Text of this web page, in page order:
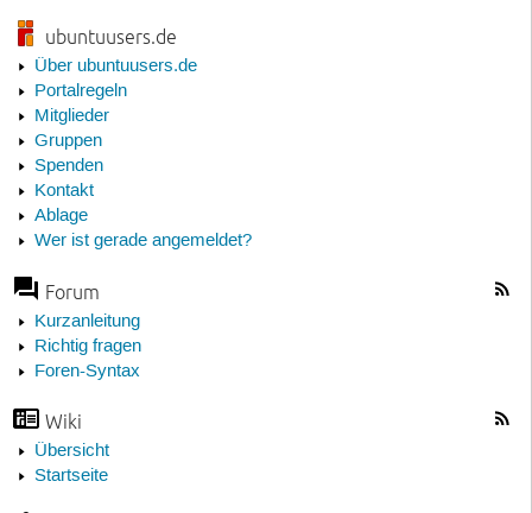
ubuntuusers.de
Über ubuntuusers.de
Portalregeln
Mitglieder
Gruppen
Spenden
Kontakt
Ablage
Wer ist gerade angemeldet?
Forum
Kurzanleitung
Richtig fragen
Foren-Syntax
Wiki
Übersicht
Startseite